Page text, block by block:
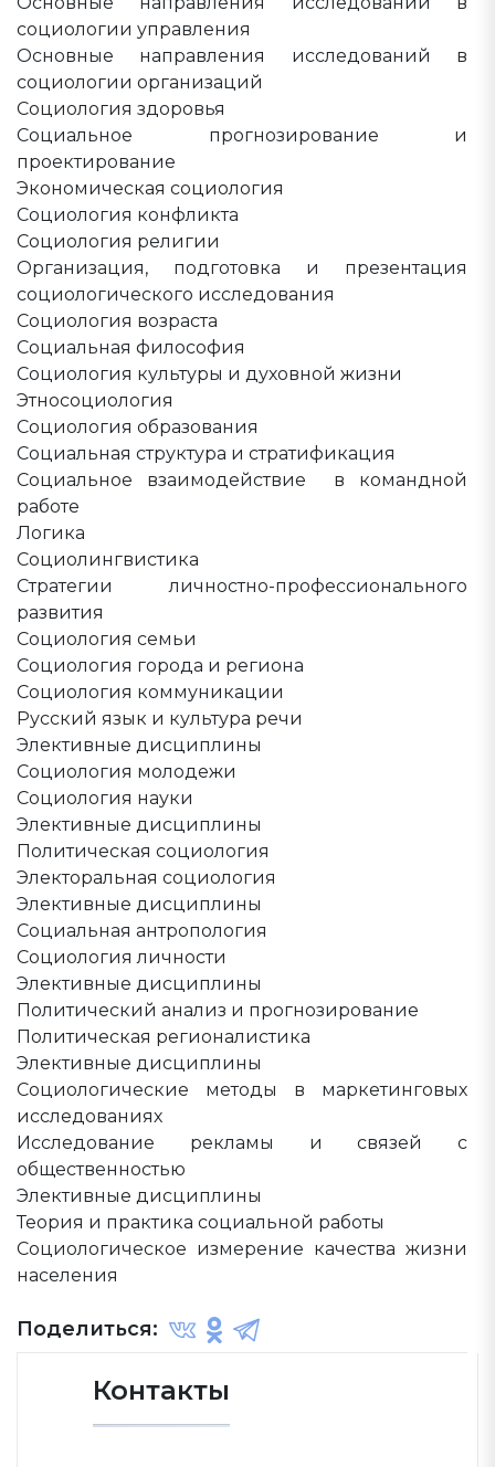
социологии управления
Основные направления исследований в
социологии организаций
Социология здоровья
Социальное прогнозирование и
проектирование
Экономическая социология
Социология конфликта
Социология религии
Организация, подготовка и презентация
социологического исследования
Социология возраста
Социальная философия
Социология культуры и духовной жизни
Этносоциология
Социология образования
Социальная структура и стратификация
Социальное взаимодействие в командной
работе
Логика
Социолингвистика
Стратегии личностно-профессионального
развития
Социология семьи
Социология города и региона
Социология коммуникации
Русский язык и культура речи
Элективные дисциплины
Социология молодежи
Социология науки
Элективные дисциплины
Политическая социология
Электоральная социология
Элективные дисциплины
Социальная антропология
Социология личности
Элективные дисциплины
Политический анализ и прогнозирование
Политическая регионалистика
Элективные дисциплины
Социологические методы в маркетинговых
исследованиях
Исследование рекламы и связей с
общественностью
Элективные дисциплины
Теория и практика социальной работы
Социологическое измерение качества жизни
населения
Поделиться:
Контакты